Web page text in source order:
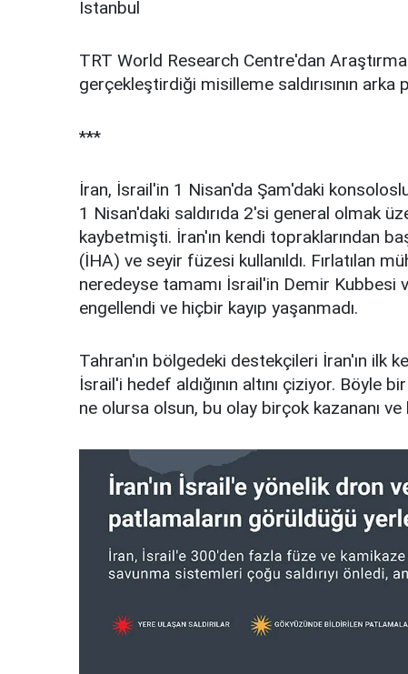
İstanbul
TRT World Research Centre'dan
gerçekleştirdiği misilleme saldırısının arka
***
İran, İsrail'in 1 Nisan'da Şam'daki
1 Nisan'daki saldırıda 2'si general olmak
kaybetmişti. İran'ın kendi topraklarından
(İHA) ve seyir füzesi kullanıldı. Fırlatılan
neredeyse tamamı İsrail'in Demir
engellendi ve hiçbir kayıp yaşanmadı.
Tahran'ın bölgedeki destekçileri İran'ın ilk
İsrail'i hedef aldığının altını çiziyor. Böyle
ne olursa olsun, bu olay birçok kazananı ve